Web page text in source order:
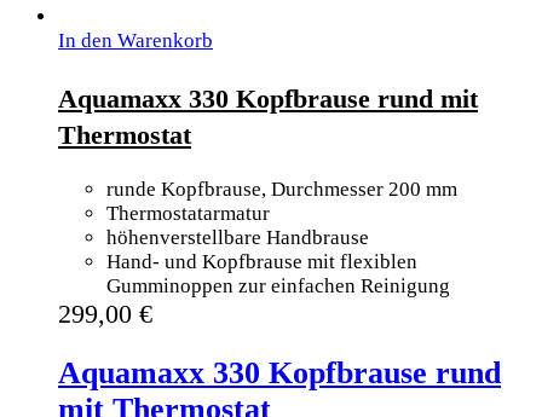
In den Warenkorb
Aquamaxx 330 Kopfbrause rund mit
Thermostat
runde Kopfbrause, Durchmesser 200 mm
Thermostatarmatur
höhenverstellbare Handbrause
Hand- und Kopfbrause mit flexiblen
Gumminoppen zur einfachen Reinigung
299,00 €
Aquamaxx 330 Kopfbrause rund
mit Thermostat